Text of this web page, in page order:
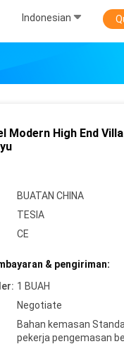
Indonesian
Modern High End
BUATAN CHINA
TESIA
CE
& pengiriman:
1 BUAH
Negotiate
Bahan kemasan
pekerja pengemasan